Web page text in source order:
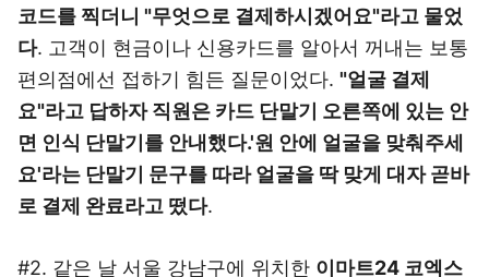
코드를 찍더니 "무엇으로 결제하시겠어요"라고 물었
다. 고객이 현금이나 신용카드를 알아서 꺼내는 보통
편의점에선 접하기 힘든 질문이었다. "얼굴 결제
요"라고 답하자 직원은 카드 단말기 오른쪽에 있는 안
면 인식 단말기를 안내했다.'원 안에 얼굴을 맞춰주세
요'라는 단말기 문구를 따라 얼굴을 딱 맞게 대자 곧바
로 결제 완료라고 떴다.
#2. 같은 날 서울 강남구에 위치한 이마트24 코엑스